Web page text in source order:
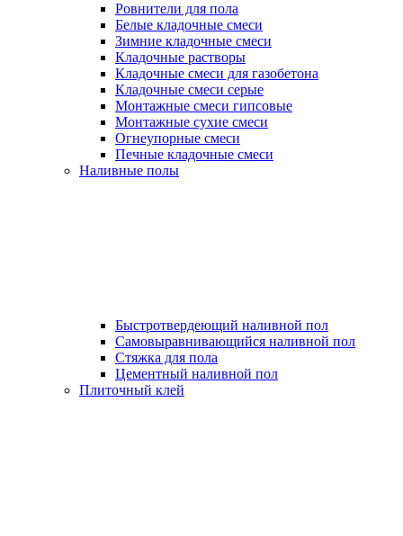
Ровнители для пола
Белые кладочные смеси
Зимние кладочные смеси
Кладочные растворы
Кладочные смеси для газобетона
Кладочные смеси серые
Монтажные смеси гипсовые
Монтажные сухие смеси
Огнеупорные смеси
Печные кладочные смеси
Наливные полы
Быстротвердеющий наливной пол
Самовыравнивающийся наливной пол
Стяжка для пола
Цементный наливной пол
Плиточный клей